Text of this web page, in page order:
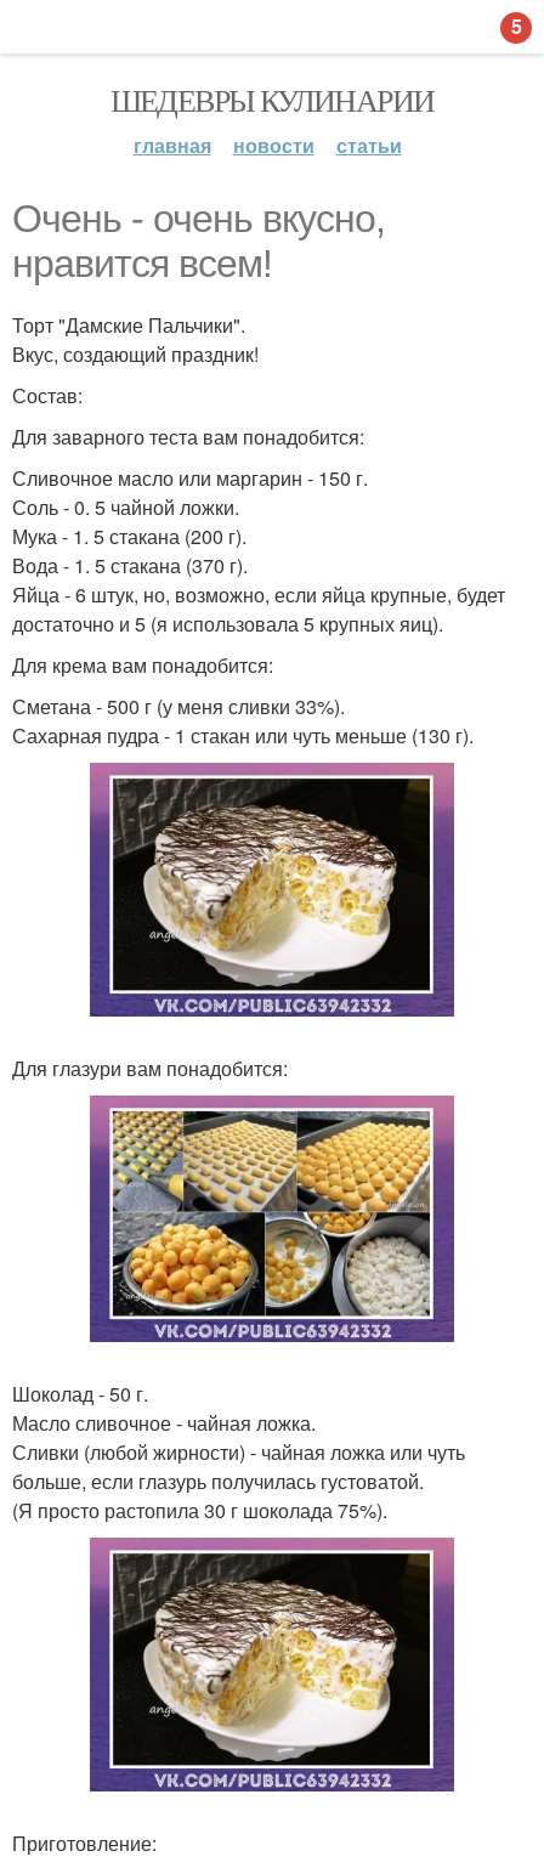
ШЕДЕВРЫ КУЛИНАРИИ
главная новости статьи
Очень - очень вкусно,
нравится всем!
Торт "Дамские Пальчики".
Вкус, создающий праздник!
Состав:
Для заварного теста вам понадобится:
Сливочное масло или маргарин - 150 г.
Соль - 0. 5 чайной ложки.
Мука - 1. 5 стакана (200 г).
Вода - 1. 5 стакана (370 г).
Яйца - 6 штук, но, возможно, если яйца крупные, будет
достаточно и 5 (я использовала 5 крупных яиц).
Для крема вам понадобится:
Сметана - 500 г (у меня сливки 33%).
Сахарная пудра - 1 стакан или чуть меньше (130 г).
Для глазури вам понадобится:
Шоколад - 50 г.
Масло сливочное - чайная ложка.
Сливки (любой жирности) - чайная ложка или чуть
больше, если глазурь получилась густоватой.
(Я просто растопила 30 г шоколада 75%).
Приготовление:
5